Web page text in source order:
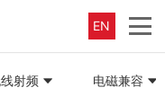
EN
射频 电磁兼容